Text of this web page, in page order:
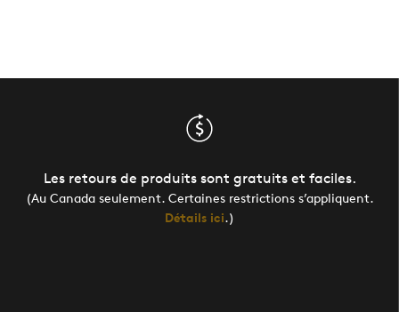
Les retours de produits sont gratuits et faciles.
(Au Canada seulement. Certaines restrictions s’appliquent.
Détails ici.)